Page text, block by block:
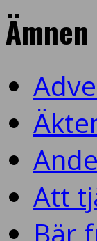
Ämnen
Att
Bär